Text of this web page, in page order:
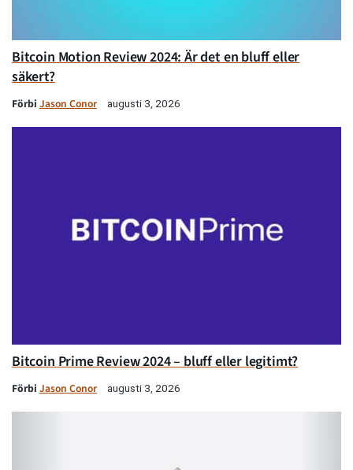
Bitcoin Motion Review 2024: Är det en bluff eller
säkert?
Förbi Jason Conor augusti 3, 2026
Bitcoin Prime Review 2024 – bluff eller legitimt?
Förbi Jason Conor augusti 3, 2026